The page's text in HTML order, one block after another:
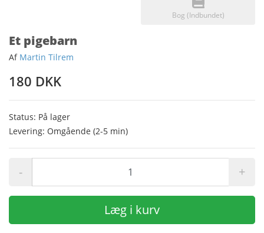
Bog (Indbundet)
Et pigebarn
Af Martin Tilrem
180 DKK
Status: På lager
Levering: Omgående (2-5 min)
- +
Læg i kurv